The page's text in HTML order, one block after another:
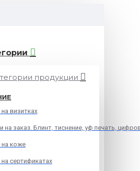
продукции
на визитках
на заказ. Блинт, тиснение, уф печать,
на коже
на сертификатах